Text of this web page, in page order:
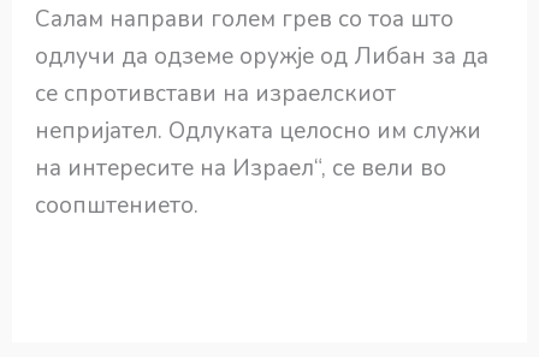
Салам направи голем грев со тоа што
одлучи да одземе оружје од Либан за да
се спротивстави на израелскиот
непријател. Одлуката целосно им служи
на интересите на Израел“, се вели во
соопштението.